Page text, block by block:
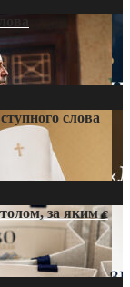
слова
за яким є